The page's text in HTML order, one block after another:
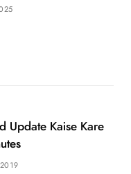
Update Kaise Kare